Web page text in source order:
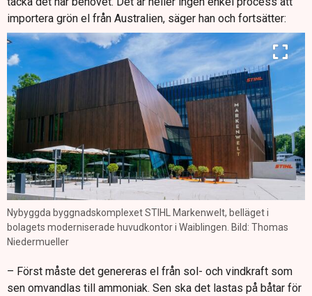
importera grön el från Australien, säger han och fortsätter:
Nybyggda byggnadskomplexet STIHL Markenwelt, belläget i
bolagets moderniserade huvudkontor i Waiblingen. Bild: Thomas
Niedermueller
– Först måste det genereras el från sol- och vindkraft som
sen omvandlas till ammoniak. Sen ska det lastas på båtar för